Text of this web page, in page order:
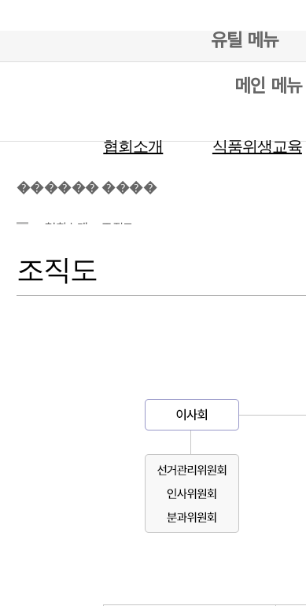
유틸 메뉴
������ ����
협회소개 조직도
조직도
메인 메뉴
협회소개 식품위생교육